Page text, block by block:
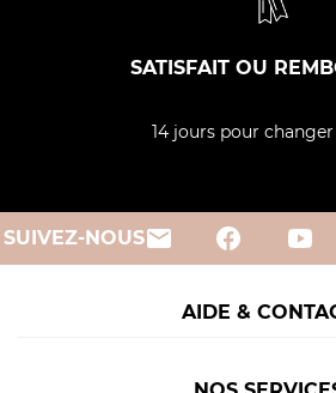
SATISFAIT OU
14 jours pour
SUIVEZ-NOUSemail
AIDE &